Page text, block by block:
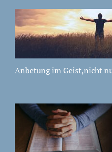
Anbetung im Geist,nicht